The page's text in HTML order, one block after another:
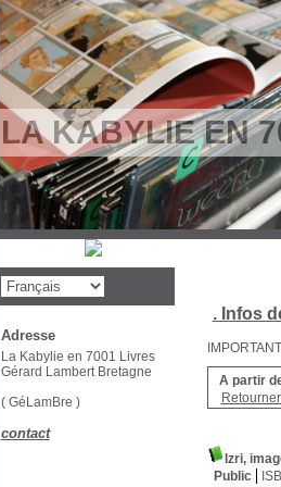
LA KABYLIE EN
. Infos
A partir
Izri,
Public
Adresse
La Kabylie en 7001 Livres
Gérard Lambert Bretagne
( GéLamBre )
contact